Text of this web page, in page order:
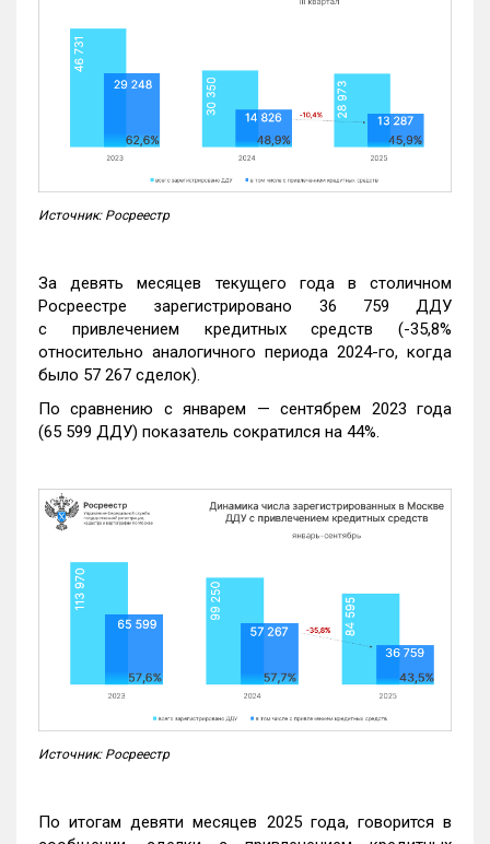
Источник: Росреестр
За девять месяцев текущего года в столичном
Росреестре зарегистрировано 36 759 ДДУ
с привлечением кредитных средств (-35,8%
относительно аналогичного периода 2024-го, когда
было 57 267 сделок).
По сравнению с январем — сентябрем 2023 года
(65 599 ДДУ) показатель сократился на 44%.
Источник: Росреестр
По итогам девяти месяцев 2025 года, говорится в